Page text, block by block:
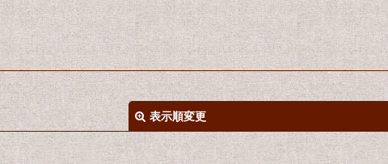
表示順変更